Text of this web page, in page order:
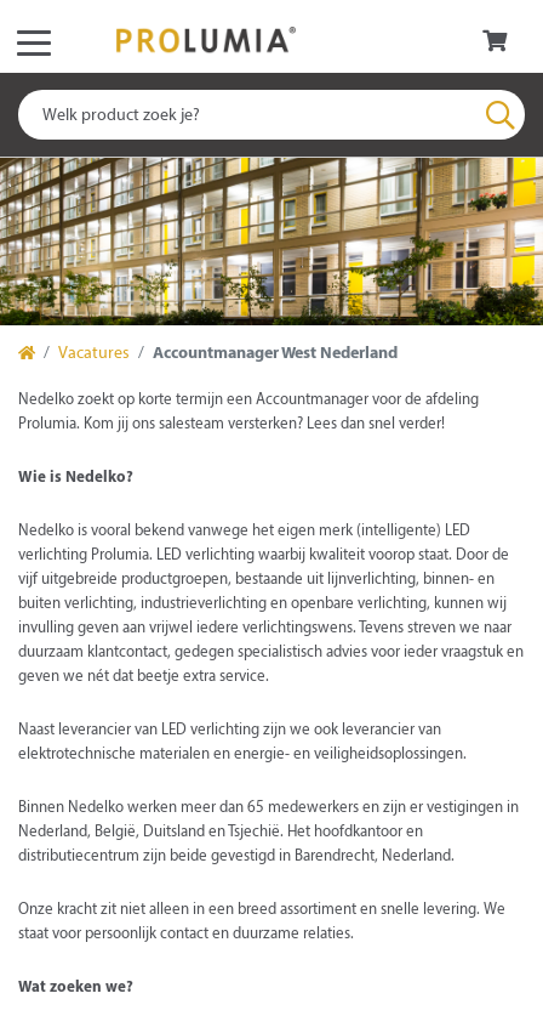
Vacatures Accountmanager West Nederland
Nedelko zoekt op korte termijn een Accountmanager voor de afdeling
Prolumia. Kom jij ons salesteam versterken? Lees dan snel verder!
Wie is Nedelko?
Nedelko is vooral bekend vanwege het eigen merk (intelligente) LED
verlichting Prolumia. LED verlichting waarbij kwaliteit voorop staat. Door de
vijf uitgebreide productgroepen, bestaande uit lijnverlichting, binnen- en
buiten verlichting, industrieverlichting en openbare verlichting, kunnen wij
invulling geven aan vrijwel iedere verlichtingswens. Tevens streven we naar
duurzaam klantcontact, gedegen specialistisch advies voor ieder vraagstuk en
geven we nét dat beetje extra service.
Naast leverancier van LED verlichting zijn we ook leverancier van
elektrotechnische materialen en energie- en veiligheidsoplossingen.
Binnen Nedelko werken meer dan 65 medewerkers en zijn er vestigingen in
Nederland, België, Duitsland en Tsjechië. Het hoofdkantoor en
distributiecentrum zijn beide gevestigd in Barendrecht, Nederland.
Onze kracht zit niet alleen in een breed assortiment en snelle levering. We
staat voor persoonlijk contact en duurzame relaties.
Wat zoeken we?